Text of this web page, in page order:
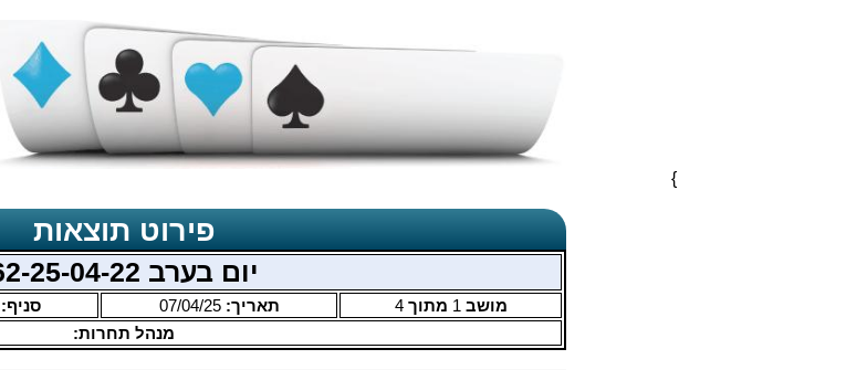
}
פירוט תוצאות
יום בערב 62-25-04-22
מושב 1 מתוך4 תאריך:07/04/25 סניף:
מנהל תחרות: